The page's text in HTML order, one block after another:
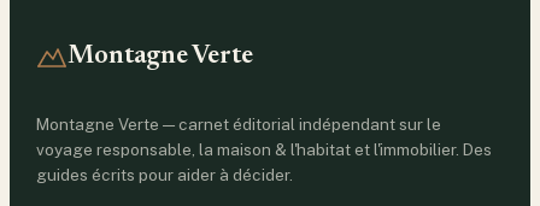
Montagne Verte
Montagne Verte — carnet éditorial indépendant sur le
voyage responsable, la maison & l'habitat et l'immobilier. Des
guides écrits pour aider à décider.